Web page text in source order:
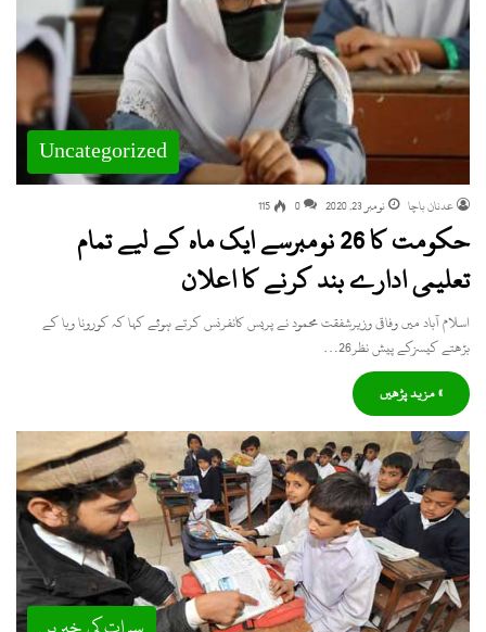
Uncategorized
عدنان باچا نومبر 23, 2020 0
115
حکومت کا 26 نومبرسے ایک ماہ کے لیے تمام
تعلیمی ادارے بند کرنے کا اعلان
اسلام آباد میں وفاقی وزیرشفقت محمود نے پریس کانفرنس کرتے ہوئے کہا کہ کورونا وبا کے
بڑھتے کیسزکے پیش نظر26…
» مزید پڑھیں